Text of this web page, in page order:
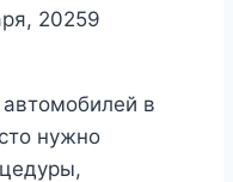
20259
в
нужно